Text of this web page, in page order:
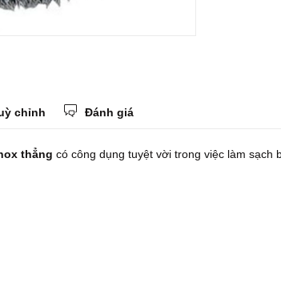
chỉnh Đánh giá
thẳng có công dụng tuyệt vời trong việc làm sạch